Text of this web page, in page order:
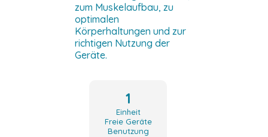
zum Muskelaufbau, zu
optimalen
Körperhaltungen und zur
richtigen Nutzung der
Geräte.
1
Einheit
Freie Geräte
Benutzung